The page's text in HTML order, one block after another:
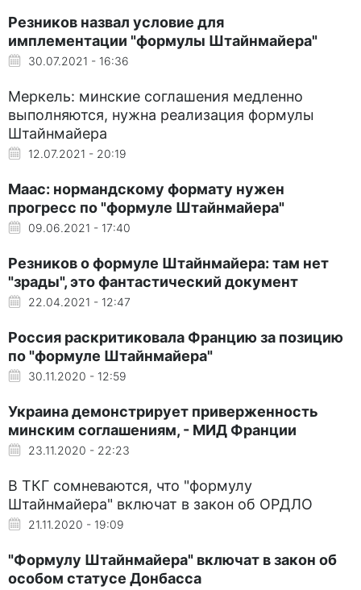
Резников назвал условие для
имплементации "формулы Штайнмайера"
30.07.2021 - 16:36
Меркель: минские соглашения медленно
выполняются, нужна реализация формулы
Штайнмайера
12.07.2021 - 20:19
Маас: нормандскому формату нужен
прогресс по "формуле Штайнмайера"
09.06.2021 - 17:40
Резников о формуле Штайнмайера: там нет
"зрады", это фантастический документ
22.04.2021 - 12:47
Россия раскритиковала Францию за позицию
по "формуле Штайнмайера"
30.11.2020 - 12:59
Украина демонстрирует приверженность
минским соглашениям, - МИД Франции
23.11.2020 - 22:23
В ТКГ сомневаются, что "формулу
Штайнмайера" включат в закон об ОРДЛО
21.11.2020 - 19:09
"Формулу Штайнмайера" включат в закон об
особом статусе Донбасса